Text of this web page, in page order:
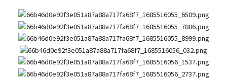
생성형AI
실업자
BIM 건축설계 및 실내건축설계(캐드(CAD),맥스(MAX),레빗(REVIT))실무자 양성과정
React, Veu 프레임워크 기반 프론트엔드 개발 양성 지원